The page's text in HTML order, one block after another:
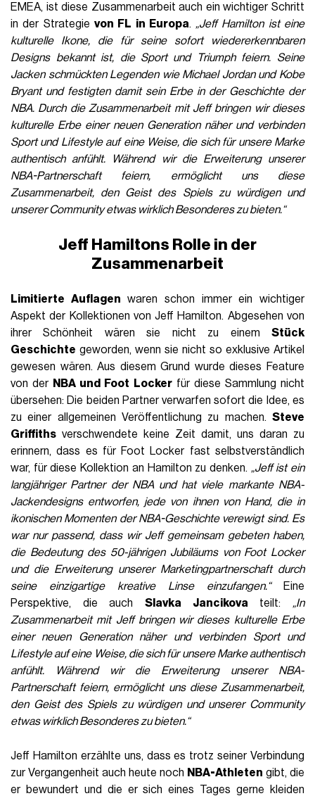
EMEA, ist diese Zusammenarbeit auch ein wichtiger Schritt
in der Strategie von FL in Europa. „Jeff Hamilton ist eine
kulturelle Ikone, die für seine sofort wiedererkennbaren
Designs bekannt ist, die Sport und Triumph feiern. Seine
Jacken schmückten Legenden wie Michael Jordan und Kobe
Bryant und festigten damit sein Erbe in der Geschichte der
NBA. Durch die Zusammenarbeit mit Jeff bringen wir dieses
kulturelle Erbe einer neuen Generation näher und verbinden
Sport und Lifestyle auf eine Weise, die sich für unsere Marke
authentisch anfühlt. Während wir die Erweiterung unserer
NBA-Partnerschaft feiern, ermöglicht uns diese
Zusammenarbeit, den Geist des Spiels zu würdigen und
unserer Community etwas wirklich Besonderes zu bieten.“
Jeff Hamiltons Rolle in der
Zusammenarbeit
Limitierte Auflagen waren schon immer ein wichtiger
Aspekt der Kollektionen von Jeff Hamilton. Abgesehen von
ihrer Schönheit wären sie nicht zu einem Stück
Geschichte geworden, wenn sie nicht so exklusive Artikel
gewesen wären. Aus diesem Grund wurde dieses Feature
von der NBA und Foot Lockerfür diese Sammlung nicht
übersehen: Die beiden Partner verwarfen sofort die Idee, es
zu einer allgemeinen Veröffentlichung zu machen. Steve
Griffiths verschwendete keine Zeit damit, uns daran zu
erinnern, dass es für Foot Locker fast selbstverständlich
war, für diese Kollektion an Hamilton zu denken. „Jeff ist ein
langjähriger Partner der NBA und hat viele markante NBA-
Jackendesigns entworfen, jede von ihnen von Hand, die in
ikonischen Momenten der NBA-Geschichte verewigt sind. Es
war nur passend, dass wir Jeff gemeinsam gebeten haben,
die Bedeutung des 50-jährigen Jubiläums von Foot Locker
und die Erweiterung unserer Marketingpartnerschaft durch
seine einzigartige kreative Linse einzufangen.“Eine
Perspektive, die auch Slavka Jancikovateilt: „In
Zusammenarbeit mit Jeff bringen wir dieses kulturelle Erbe
einer neuen Generation näher und verbinden Sport und
Lifestyle auf eine Weise, die sich für unsere Marke authentisch
anfühlt. Während wir die Erweiterung unserer NBA-
Partnerschaft feiern, ermöglicht uns diese Zusammenarbeit,
den Geist des Spiels zu würdigen und unserer Community
etwas wirklich Besonderes zu bieten.“
Jeff Hamilton erzählte uns, dass es trotz seiner Verbindung
zur Vergangenheit auch heute noch NBA-Athleten gibt, die
er bewundert und die er sich eines Tages gerne kleiden